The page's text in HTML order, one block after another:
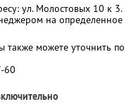
ул. Молостовых 10 к 3.
на определенное
можете уточнить по
60